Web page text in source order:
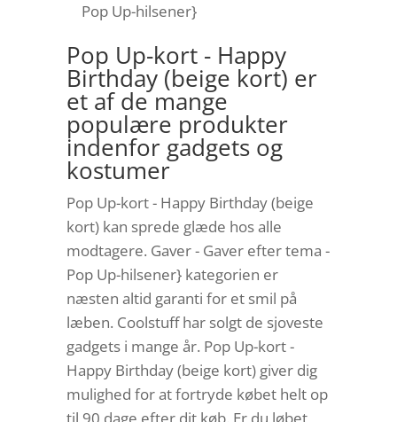
Pop Up-hilsener}
Pop Up-kort - Happy
Birthday (beige kort) er
et af de mange
populære produkter
indenfor gadgets og
kostumer
Pop Up-kort - Happy Birthday (beige
kort) kan sprede glæde hos alle
modtagere. Gaver - Gaver efter tema -
Pop Up-hilsener} kategorien er
næsten altid garanti for et smil på
læben. Coolstuff har solgt de sjoveste
gadgets i mange år. Pop Up-kort -
Happy Birthday (beige kort) giver dig
mulighed for at fortryde købet helt op